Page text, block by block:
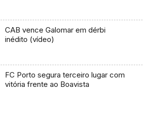
CAB vence Galomar em dérbi
inédito (vídeo)
FC Porto segura terceiro lugar com
vitória frente ao Boavista